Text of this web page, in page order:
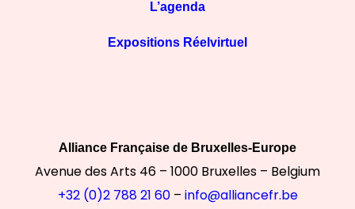
L’agenda
Expositions Réelvirtuel
Alliance Française de Bruxelles-Europe
Avenue des Arts 46 – 1000 Bruxelles – Belgium
+32 (0)2 788 21 60– info@alliancefr.be